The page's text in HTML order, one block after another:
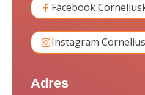
Facebook
Instagram
Adres